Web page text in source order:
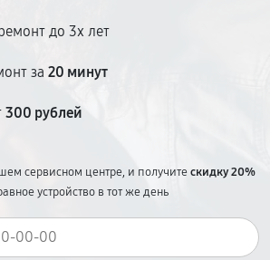
до 3х лет
за 20 минут
300 рублей
сервисном центре, и получитескидку 20%
устройство в тот же день